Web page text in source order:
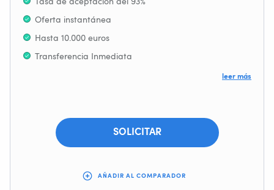
leer más
Tasa de aceptación del 93%
Oferta instantánea
Hasta 10.000 euros
Transferencia Inmediata
SOLICITAR
AÑADIR AL COMPARADOR